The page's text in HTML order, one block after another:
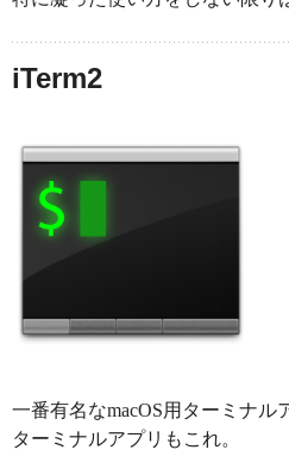
iTerm2
一番有名なmacOS用ターミナル
ターミナルアプリもこれ。